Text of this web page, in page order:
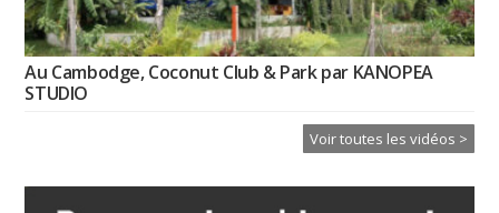
Au Cambodge, Coconut Club & Park par KANOPEA
STUDIO
Voir toutes les vidéos >